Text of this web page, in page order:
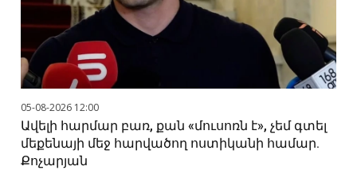
05-08-2026 12:00
Ավելի հարմար բառ, քան «մուսոռն է», չեմ գտել
մեքենայի մեջ հարվածող ոստիկանի համար.
Քոչարյան